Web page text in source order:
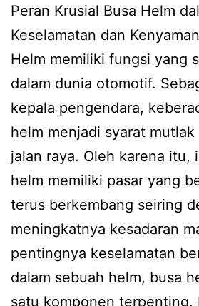
Peran Krusial Busa Helm
Keselamatan dan
Helm memiliki fungsi yang
dalam dunia otomotif.
kepala pengendara,
helm menjadi syarat
jalan raya. Oleh karena itu,
helm memiliki pasar yang
terus berkembang seiring
meningkatnya kesadaran
pentingnya keselamatan
dalam sebuah helm, busa
satu komponen terpenting.